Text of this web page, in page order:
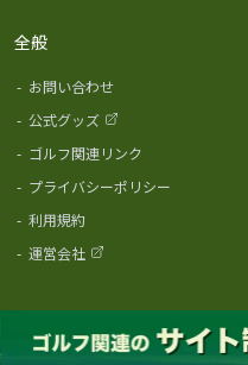
全般
- お問い合わせ
- 公式グッズ
- ゴルフ関連リンク
- プライバシーポリシー
- 利用規約
- 運営会社